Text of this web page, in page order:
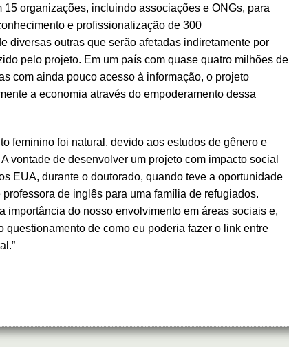
15 organizações, incluindo associações e ONGs, para
e profissionalização de 300
diversas outras que serão afetadas indiretamente por
pelo projeto. Em um país com quase quatro milhões de
com ainda pouco acesso à informação, o projeto
a economia através do empoderamento dessa
feminino foi natural, devido aos estudos de gênero e
vontade de desenvolver um projeto com impacto social
EUA, durante o doutorado, quando teve a oportunidade
de inglês para uma família de refugiados.
importância do nosso envolvimento em áreas sociais e,
questionamento de como eu poderia fazer o link entre